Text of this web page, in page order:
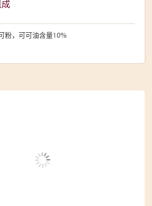
成
粉，可可油含量10%